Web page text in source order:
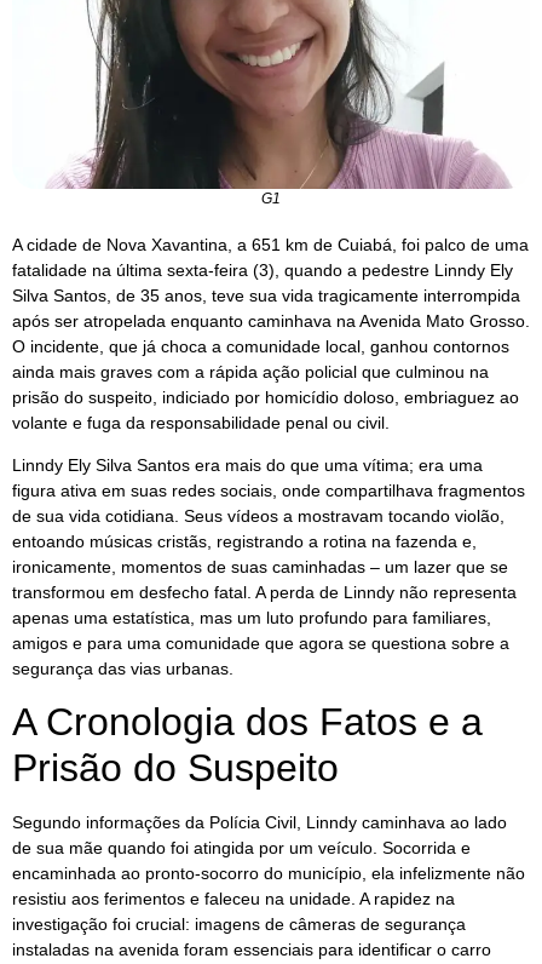
G1
A cidade de Nova Xavantina, a 651 km de Cuiabá, foi palco de uma
fatalidade na última sexta-feira (3), quando a pedestre Linndy Ely
Silva Santos, de 35 anos, teve sua vida tragicamente interrompida
após ser atropelada enquanto caminhava na Avenida Mato Grosso.
O incidente, que já choca a comunidade local, ganhou contornos
ainda mais graves com a rápida ação policial que culminou na
prisão do suspeito, indiciado por homicídio doloso, embriaguez ao
volante e fuga da responsabilidade penal ou civil.
Linndy Ely Silva Santos era mais do que uma vítima; era uma
figura ativa em suas redes sociais, onde compartilhava fragmentos
de sua vida cotidiana. Seus vídeos a mostravam tocando violão,
entoando músicas cristãs, registrando a rotina na fazenda e,
ironicamente, momentos de suas caminhadas – um lazer que se
transformou em desfecho fatal. A perda de Linndy não representa
apenas uma estatística, mas um luto profundo para familiares,
amigos e para uma comunidade que agora se questiona sobre a
segurança das vias urbanas.
A Cronologia dos Fatos e a
Prisão do Suspeito
Segundo informações da Polícia Civil, Linndy caminhava ao lado
de sua mãe quando foi atingida por um veículo. Socorrida e
encaminhada ao pronto-socorro do município, ela infelizmente não
resistiu aos ferimentos e faleceu na unidade. A rapidez na
investigação foi crucial: imagens de câmeras de segurança
instaladas na avenida foram essenciais para identificar o carro